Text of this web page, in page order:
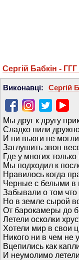
Сергій Бабкін - ГГГ
Виконавці: Сергій
Мы друг к другу
Сладко пили
И ни вьюги не
Заглушить звон
Где у многих
Мы подходил к
Нравилось когда
Черные с белыми в
Забывали о том что
Но в земле сырой
От барокамеры до
Летели осколки
Хотели мир в свои
Никого ни в чем не
Вцепились как
И неумолимо